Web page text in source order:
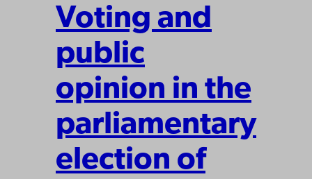
Voting and
public
opinion in the
parliamentary
election of